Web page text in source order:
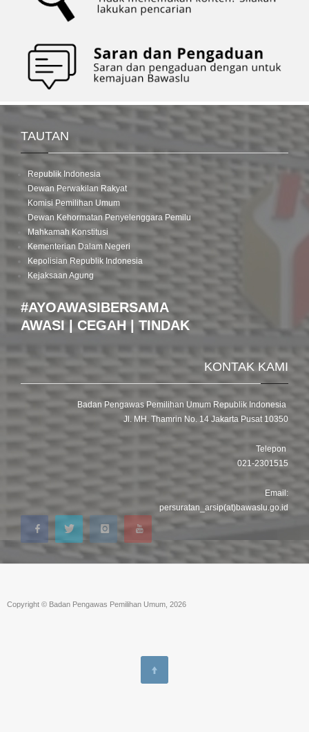
TAUTAN
Republik Indonesia
Dewan Perwakilan Rakyat
Komisi Pemilihan Umum
Dewan Kehormatan Penyelenggara Pemilu
Mahkamah Konstitusi
Kementerian Dalam Negeri
Kepolisian Republik Indonesia
Kejaksaan Agung
#AYOAWASIBERSAMA
AWASI | CEGAH | TINDAK
KONTAK KAMI
Badan Pengawas Pemilihan Umum Republik Indonesia
Jl. MH. Thamrin No. 14 Jakarta Pusat 10350
Telepon
021-2301515
Email:
persuratan_arsip(at)bawaslu.go.id
Copyright © Badan Pengawas Pemilihan Umum, 2026